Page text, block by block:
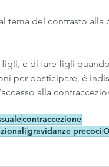
tema del contrasto alla
e di fare figli
per posticipare, è
alla
contraccezione
gravidanze precoci